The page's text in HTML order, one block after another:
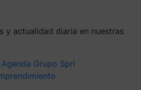
y actualidad diaria en nuestras
Agenda Grupo Spri